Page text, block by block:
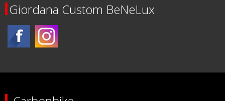
Giordana Custom BeNeLux